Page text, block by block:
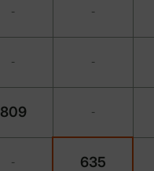
- -
- -
809 -
- 635